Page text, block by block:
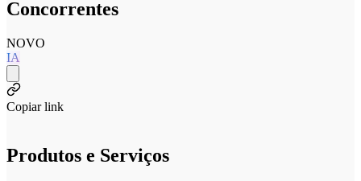
Concorrentes
NOVO
IA
Copiar link
Produtos e Serviços